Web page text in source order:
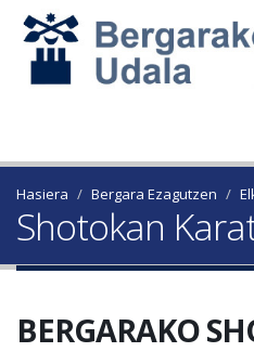
Hasiera Bergara Ezagutzen
Shotokan
BERGARAKO